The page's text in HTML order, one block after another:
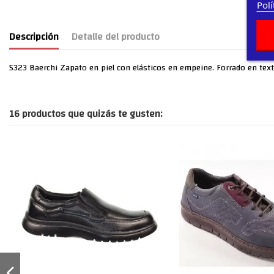
Descripción Detalle del producto
5323 Baerchi Zapato en piel con elásticos en empeine. Forrado en
16 productos que quizás te gusten: